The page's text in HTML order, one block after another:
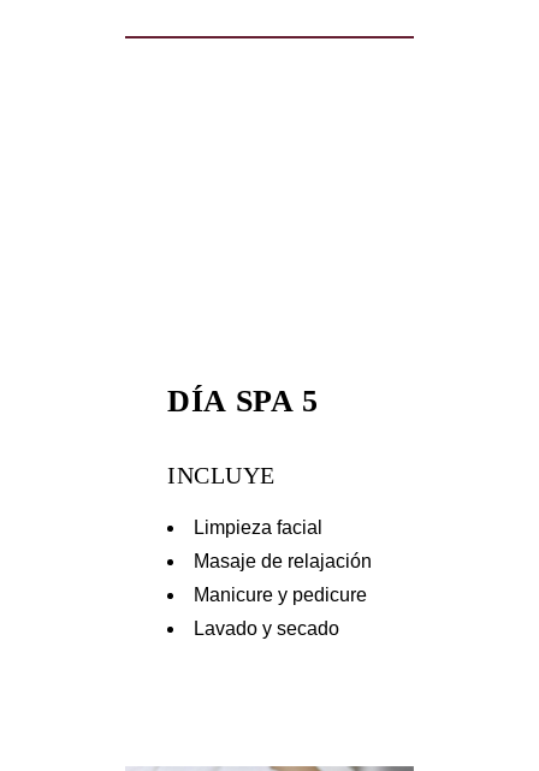
DÍA SPA 5
INCLUYE
Limpieza facial
Masaje de relajación
Manicure y pedicure
Lavado y secado